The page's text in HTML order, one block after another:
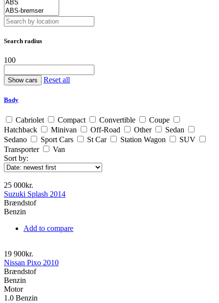
Search radius
100
Reset all
Body
Cabriolet Compact Convertible
Coupe
Hatchback
Minivan Off-Road Other
Sedan
Sedano
Sport Cars St Car Station Wagon
SUV
Transporter
Van
Sort by:
25 000kr.
Suzuki Splash 2014
Brændstof
Benzin
Add to compare
19 900kr.
Nissan Pixo 2010
Brændstof
Benzin
Motor
1.0 Benzin